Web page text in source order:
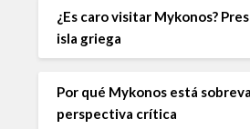
¿Es caro visitar Mykonos?
isla griega
Por qué Mykonos está
perspectiva crítica